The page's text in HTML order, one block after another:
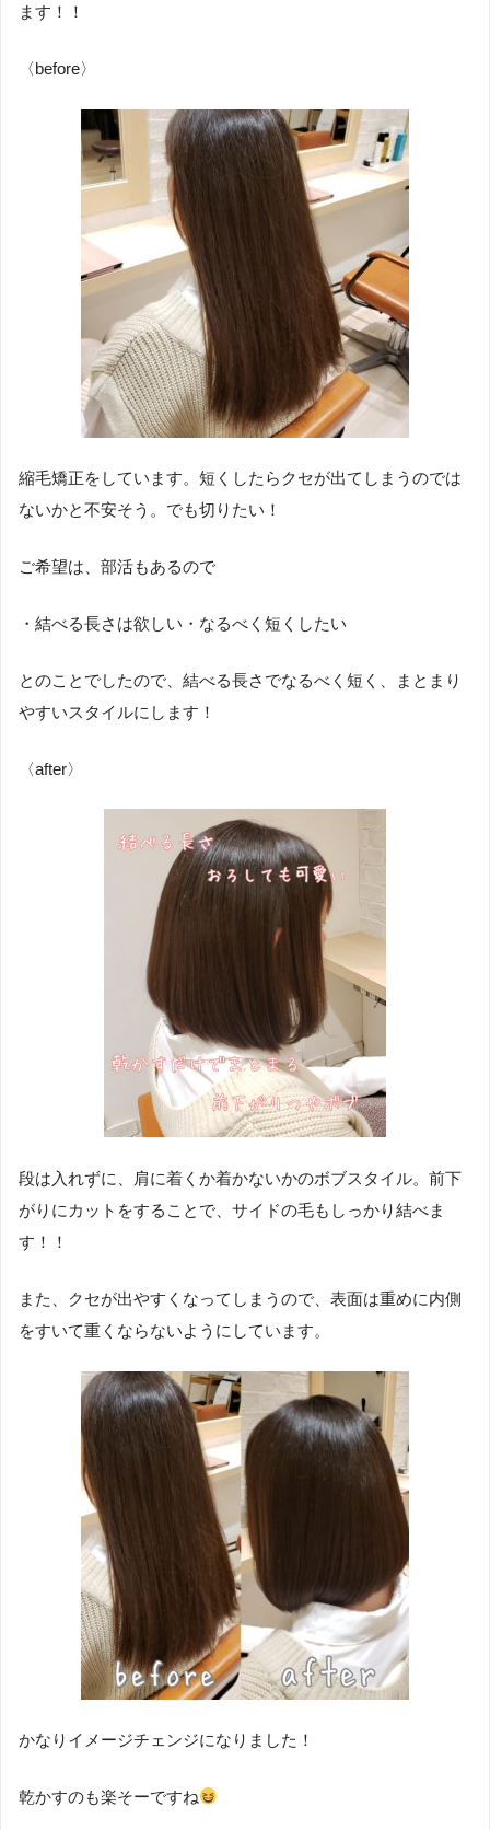
ます！！
〈before〉
縮毛矯正をしています。短くしたらクセが出てしまうのでは
ないかと不安そう。でも切りたい！
ご希望は、部活もあるので
・結べる長さは欲しい・なるべく短くしたい
とのことでしたので、結べる長さでなるべく短く、まとまり
やすいスタイルにします！
〈after〉
段は入れずに、肩に着くか着かないかのボブスタイル。前下
がりにカットをすることで、サイドの毛もしっかり結べま
す！！
また、クセが出やすくなってしまうので、表面は重めに内側
をすいて重くならないようにしています。
かなりイメージチェンジになりました！
乾かすのも楽そーですね